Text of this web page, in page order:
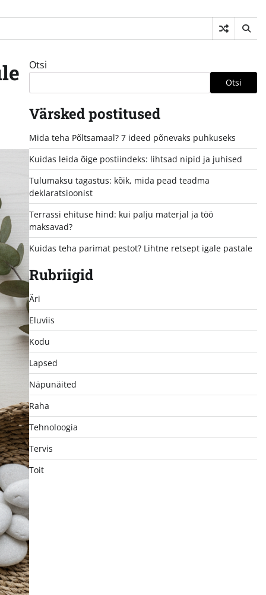
Otsi
Otsi
Värsked postitused
Mida teha Põltsamaal? 7 ideed põnevaks puhkuseks
Kuidas leida õige postiindeks: lihtsad nipid ja juhised
Tulumaksu tagastus: kõik, mida pead teadma
deklaratsioonist
Terrassi ehituse hind: kui palju materjal ja töö
maksavad?
Kuidas teha parimat pestot? Lihtne retsept igale pastale
Rubriigid
Äri
Eluviis
Kodu
Lapsed
Näpunäited
Raha
Tehnoloogia
Tervis
Toit